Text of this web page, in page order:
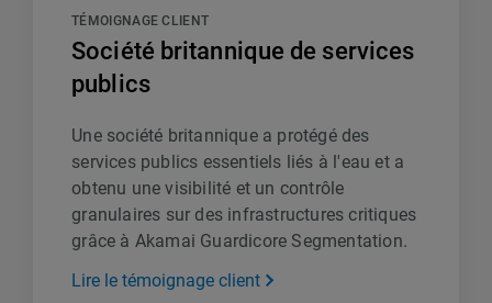
TÉMOIGNAGE CLIENT
Société britannique de services
publics
Une société britannique a protégé des
services publics essentiels liés à l'eau et a
obtenu une visibilité et un contrôle
granulaires sur des infrastructures critiques
grâce à Akamai Guardicore Segmentation.
Lire le témoignage client